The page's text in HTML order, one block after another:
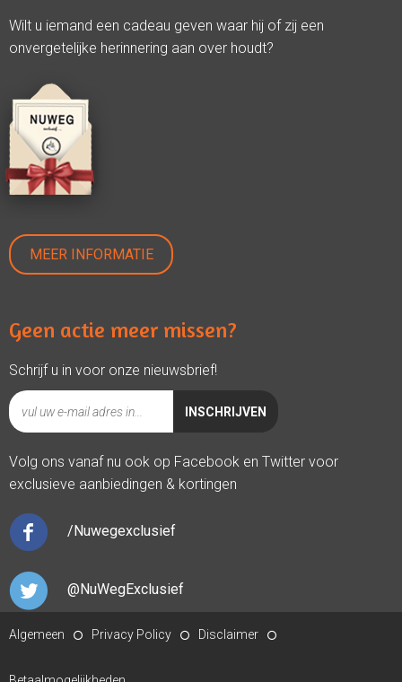
Wilt u iemand een cadeau geven waar hij of zij een
onvergetelijke herinnering aan over houdt?
MEER INFORMATIE
Geen actie meer missen?
Schrijf u in voor onze nieuwsbrief!
Volg ons vanaf nu ook op Facebook en Twitter voor
exclusieve aanbiedingen & kortingen
/Nuwegexclusief
@NuWegExclusief
Algemeen Privacy Policy Disclaimer